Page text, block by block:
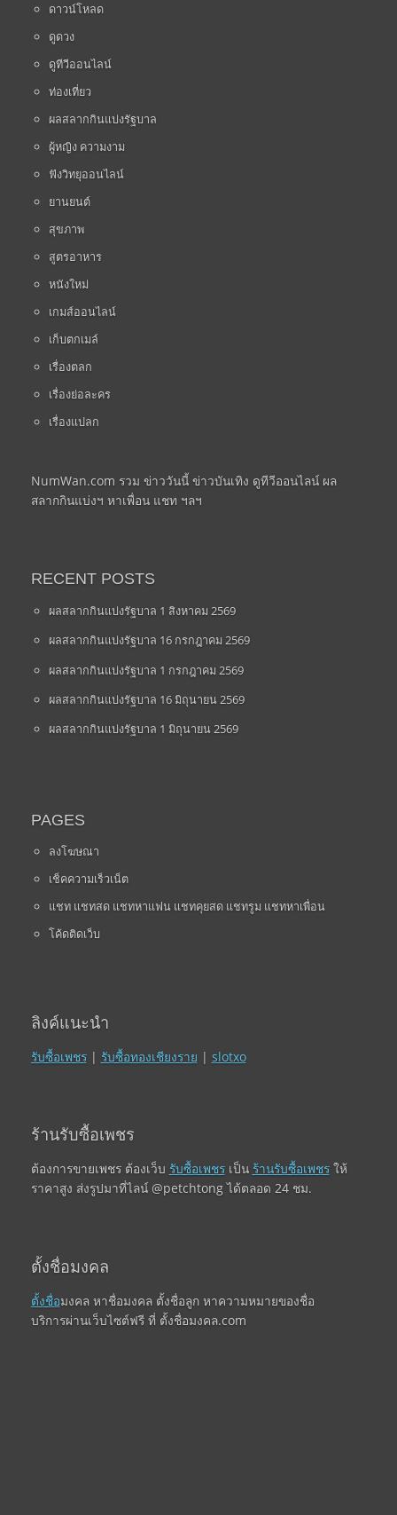
ดาวน์โหลด
ดูดวง
ดูทีวีออนไลน์
ท่องเที่ยว
ผลสลากกินแบ่งรัฐบาล
ผู้หญิง ความงาม
ฟังวิทยุออนไลน์
ยานยนต์
สุขภาพ
สูตรอาหาร
หนังใหม่
เกมส์ออนไลน์
เก็บตกเมล์
เรื่องตลก
เรื่องย่อละคร
เรื่องแปลก
NumWan.com รวม ข่าววันนี้ ข่าวบันเทิง ดูทีวีออนไลน์ ผล
สลากกินแบ่งฯ หาเพื่อน แชท ฯลฯ
RECENT POSTS
ผลสลากกินแบ่งรัฐบาล 1 สิงหาคม 2569
ผลสลากกินแบ่งรัฐบาล 16 กรกฎาคม 2569
ผลสลากกินแบ่งรัฐบาล 1 กรกฎาคม 2569
ผลสลากกินแบ่งรัฐบาล 16 มิถุนายน 2569
ผลสลากกินแบ่งรัฐบาล 1 มิถุนายน 2569
PAGES
ลงโฆษณา
เช็คความเร็วเน็ต
แชท แชทสด แชทหาแฟน แชทคุยสด แชทรูม แชทหาเพื่อน
โค้ดติดเว็บ
ลิงค์แนะนำ
รับซื้อเพชร| รับซื้อทองเชียงราย | slotxo
ร้านรับซื้อเพชร
ต้องการขายเพชร ต้องเว็บ รับซื้อเพชรเป็น ร้านรับซื้อเพชรให้
ราคาสูง ส่งรูปมาที่ไลน์ @petchtong ได้ตลอด 24 ชม.
ตั้งชื่อมงคล
ตั้งชื่อมงคล หาชื่อมงคล ตั้งชื่อลูก หาความหมายของชื่อ
บริการผ่านเว็บไซต์ฟรี ที่ ตั้งชื่อมงคล.com